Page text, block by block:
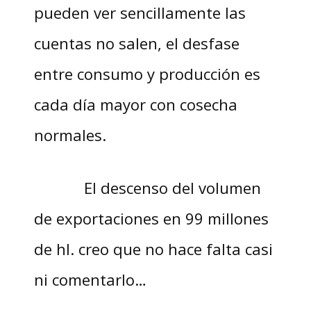
pueden ver sencillamente las
cuentas no salen, el desfase
entre consumo y producción es
cada día mayor con cosecha
normales.
El descenso del volumen
de exportaciones en 99 millones
de hl. creo que no hace falta casi
ni comentarlo…